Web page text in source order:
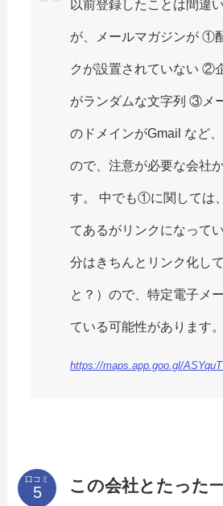
以前登録したことは間違
が、メールマガジンが ①
クが設置されていない ②
がランダムな文字列 ③メ
のドメインがGmail など
ので、注意が必要な会社
す。 中でも①に関しては
てあるがリンクになって
分はきちんとリンク化し
と？）ので、特定電子メ
ている可能性があります。
https://maps.app.goo.gl/
口コミ この会社とたった